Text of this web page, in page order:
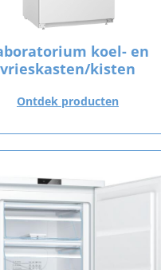
koel- en
vrieskasten/kisten
Ontdek producten